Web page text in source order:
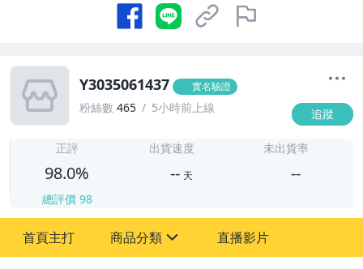
Y3035061437 實名驗證
粉絲數 465 5小時前上線 追蹤
正評
98.0%
總評價 98
出貨速度
-- 天
未出貨率
--
首頁主打 商品分類 直播影片